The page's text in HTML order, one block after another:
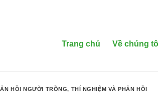
Trang chủ Về chúng
HỒI NGƯỜI TRỒNG, THÍ NGHIỆM VÀ PHẢN HỒI